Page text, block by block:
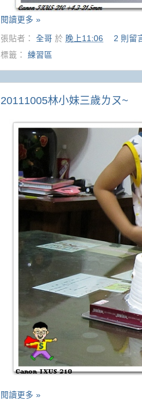
閱讀更多 »
張貼者： 全哥 於 晚上11:06
2 則留
標籤： 練習區
20111005林小妹三歲ㄌㄡ~
閱讀更多 »